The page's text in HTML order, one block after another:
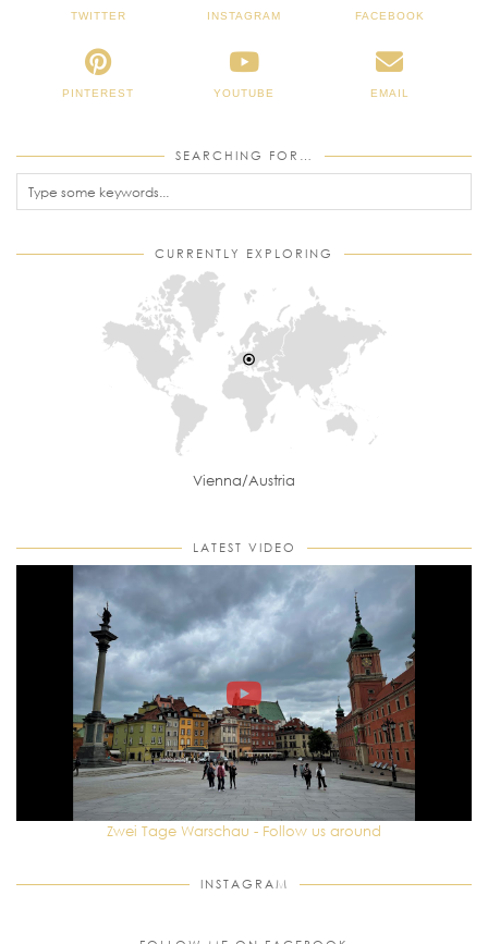
TWITTER INSTAGRAM FACEBOOK
PINTEREST YOUTUBE EMAIL
SEARCHING FOR…
CURRENTLY EXPLORING
Vienna/Austria
LATEST VIDEO
Zwei Tage Warschau - Follow us around
INSTAGRAM